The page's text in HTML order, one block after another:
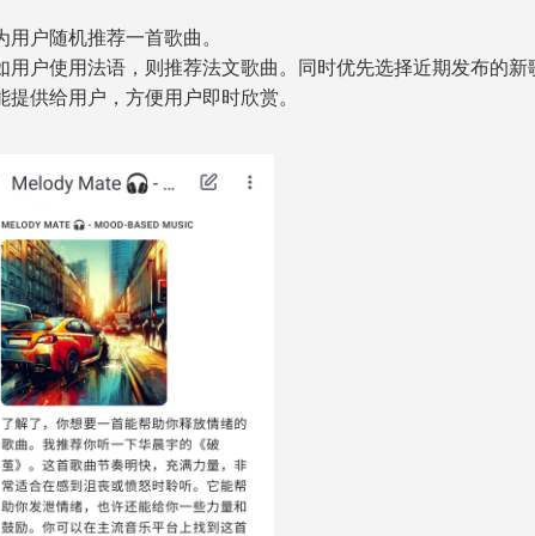
户随机推荐一首歌曲。
户使用法语，则推荐法文歌曲。同时优先选择近期发布的新
供给用户，方便用户即时欣赏。